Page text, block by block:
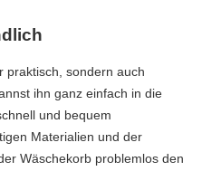
praktisch, sondern auch
ihn ganz einfach in die
und bequem
Materialien und der
Wäschekorb problemlos den